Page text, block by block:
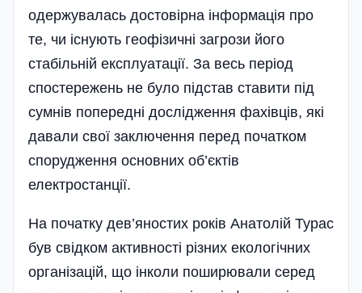
одержувалась достовірна інформація про
те, чи існують геофізичні загрози його
стабільній експлуатації. За весь період
спостережень не було підстав ставити під
сумнів попередні дослідження фахівців, які
давали свої заключення перед початком
спорудження основних об’єктів
електростанції.
На початку дев’яностих років Анатолій Турас
був свідком активності різних екологічних
організацій, що інколи поширювали серед